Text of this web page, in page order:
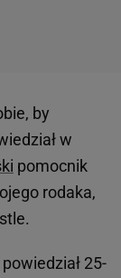
by
w
pomocnik
rodaka,
25-